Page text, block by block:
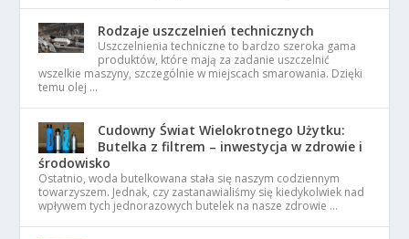
Rodzaje uszczelnień technicznych
Uszczelnienia techniczne to bardzo szeroka gama
produktów, które mają za zadanie uszczelnić
wszelkie maszyny, szczególnie w miejscach smarowania. Dzięki
temu olej …
Cudowny Świat Wielokrotnego Użytku:
Butelka z filtrem – inwestycja w zdrowie i
środowisko
Ostatnio, woda butelkowana stała się naszym codziennym
towarzyszem. Jednak, czy zastanawialiśmy się kiedykolwiek nad
wpływem tych jednorazowych butelek na nasze zdrowie …